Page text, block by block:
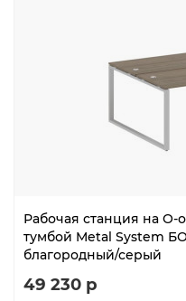
Рабочая станция на О-
тумбой Metal System
благородный/серый
49 230 р